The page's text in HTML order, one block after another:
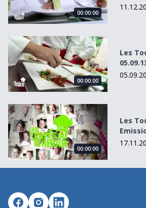
00:00:00
Les Toqués du Terroir du 05.09.13
00:00:00
Les
Les Toqués du Terroir - Emission 10-
00:00:00
Les